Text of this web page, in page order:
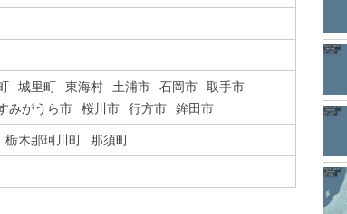
城里町 東海村 土浦市 石岡市
取手市
みがうら市 桜川市 行方市 鉾田市
栃木那珂川町 那須町